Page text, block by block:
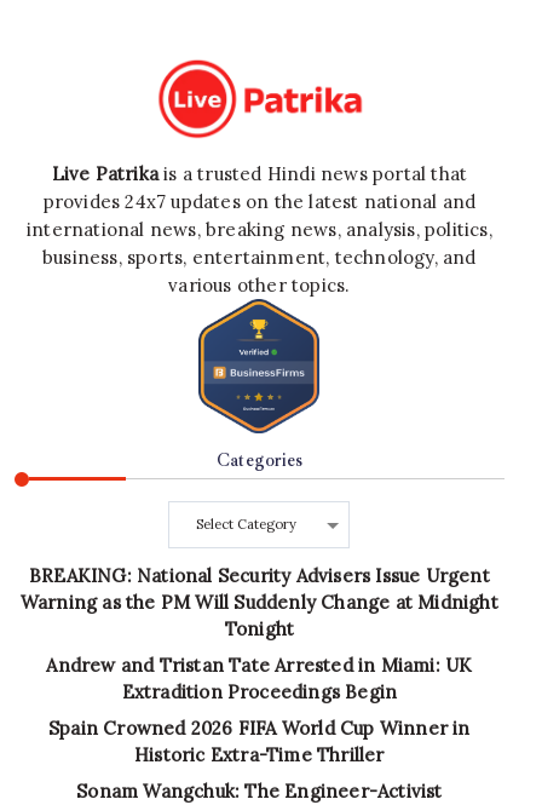
Live Patrikais a trusted Hindi news portal that
provides 24x7 updates on the latest national and
international news, breaking news, analysis, politics,
business, sports, entertainment, technology, and
various other topics.
Categories
Categories
BREAKING: National Security Advisers Issue Urgent
Warning as the PM Will Suddenly Change at Midnight
Tonight
Andrew and Tristan Tate Arrested in Miami: UK
Extradition Proceedings Begin
Spain Crowned 2026 FIFA World Cup Winner in
Historic Extra-Time Thriller
Sonam Wangchuk: The Engineer-Activist